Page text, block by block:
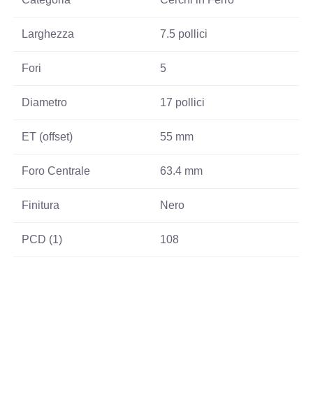
Larghezza 7.5 pollici
Fori 5
Diametro 17 pollici
ET (offset) 55 mm
Foro Centrale 63.4 mm
Finitura Nero
PCD (1) 108